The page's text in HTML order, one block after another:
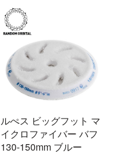
ルぺス ビッグフット マ
イクロファイバー バフ
130-150mm ブルー